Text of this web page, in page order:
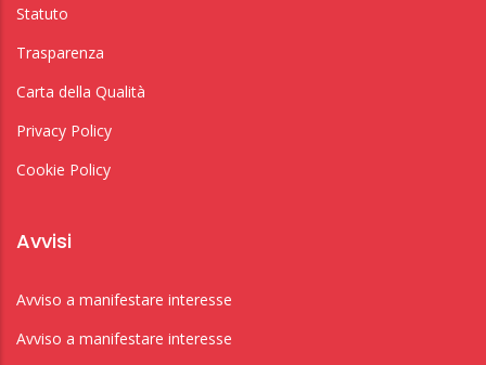
Statuto
Trasparenza
Carta della Qualità
Privacy Policy
Cookie Policy
Avvisi
Avviso a manifestare interesse
Avviso a manifestare interesse